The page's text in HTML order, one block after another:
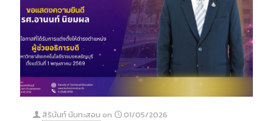
สิรินันท์ นันทะสอน on
01/05/2026